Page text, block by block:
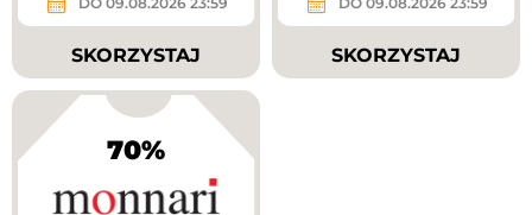
SKORZYSTAJ SKORZYSTAJ
70%